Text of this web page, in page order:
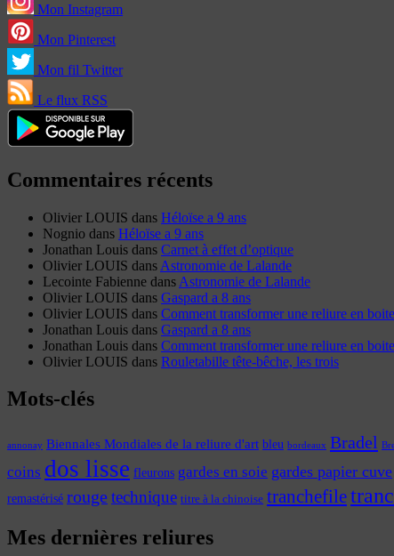
Mon Instagram
Mon Pinterest
Mon fil Twitter
Le flux RSS
Commentaires récents
Olivier LOUIS dans Héloïse a 9 ans
Nognio dans Héloïse a 9 ans
Jonathan Louis dans Carnet à effet d’optique
Olivier LOUIS dans Astronomie de Lalande
Lecointe Fabienne dans Astronomie de Lalande
Olivier LOUIS dans Gaspard a 8 ans
Olivier LOUIS dans Comment transformer une reliure en
Jonathan Louis dans Gaspard a 8 ans
Jonathan Louis dans Comment transformer une reliure en
Olivier LOUIS dans Rouletabille tête-bêche, les trois
Mots-clés
annonay Biennales Mondiales de la reliure d'art bleu bordeaux Bradel
coins dos lisse fleurons gardes en soie gardes papier cuve
remastérisé rougetechnique titre à la chinoise tranchefile
Mes dernières reliures